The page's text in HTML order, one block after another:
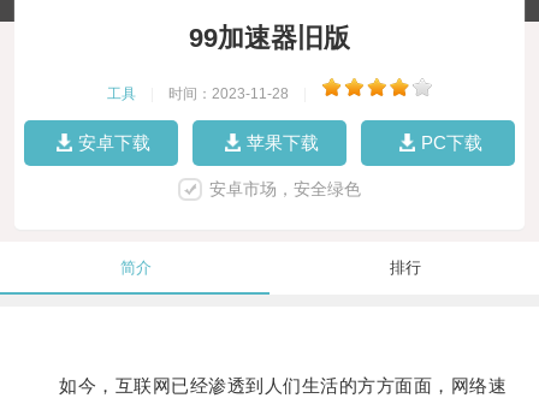
99加速器旧版
工具 时间：2023-11-28
安卓下载 苹果下载 PC下载
安卓市场，安全绿色
简介 排行
如今，互联网已经渗透到人们生活的方方面面，网络速